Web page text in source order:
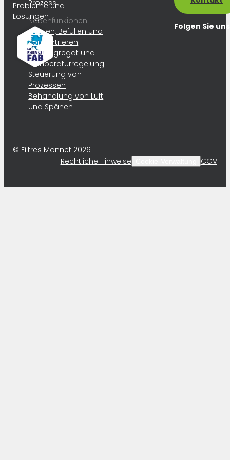
Probleme und
Lösungen
Prozess
Nebenfunkionen
Entölen, Befüllen und
Konzentrieren
Kühlaggregat und
Temperaturregelung
Steuerung von
Prozessen
Behandlung von Luft
und Spänen
Folgen Sie uns
© Filtres Monnet 2026
Rechtliche Hinweise
CGV